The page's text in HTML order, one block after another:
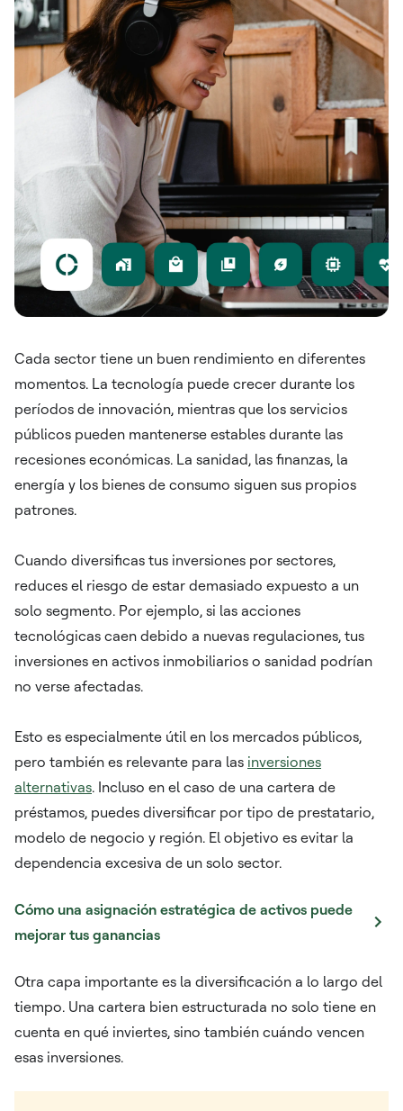
Cada sector tiene un buen rendimiento en diferentes
momentos. La tecnología puede crecer durante los
períodos de innovación, mientras que los servicios
públicos pueden mantenerse estables durante las
recesiones económicas. La sanidad, las finanzas, la
energía y los bienes de consumo siguen sus propios
patrones.
Cuando diversificas tus inversiones por sectores,
reduces el riesgo de estar demasiado expuesto a un
solo segmento. Por ejemplo, si las acciones
tecnológicas caen debido a nuevas regulaciones, tus
inversiones en activos inmobiliarios o sanidad podrían
no verse afectadas.
Esto es especialmente útil en los mercados públicos,
pero también es relevante para las inversiones
alternativas. Incluso en el caso de una cartera de
préstamos, puedes diversificar por tipo de prestatario,
modelo de negocio y región. El objetivo es evitar la
dependencia excesiva de un solo sector.
Cómo una asignación estratégica de activos puede
mejorar tus ganancias
Otra capa importante es la diversificación a lo largo del
tiempo. Una cartera bien estructurada no solo tiene en
cuenta en qué inviertes, sino también cuándo vencen
esas inversiones.